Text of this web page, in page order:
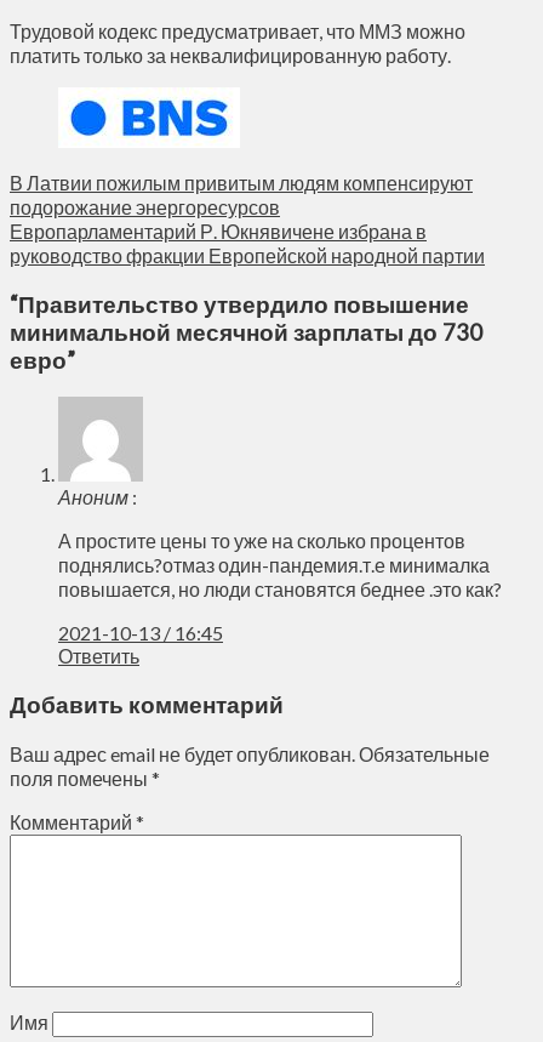
Трудовой кодекс предусматривает, что ММЗ можно
платить только за неквалифицированную работу.
В Латвии пожилым привитым людям компенсируют
подорожание энергоресурсов
Европарламентарий Р. Юкнявичене избрана в
руководство фракции Европейской народной партии
“Правительство утвердило повышение
минимальной месячной зарплаты до 730
евро”
Аноним :
А простите цены то уже на сколько процентов
поднялись?отмаз один-пандемия.т.е минималка
повышается, но люди становятся беднее .это как?
2021-10-13 / 16:45
Ответить
Добавить комментарий
Ваш адрес email не будет опубликован. Обязательные
поля помечены *
Комментарий *
Имя